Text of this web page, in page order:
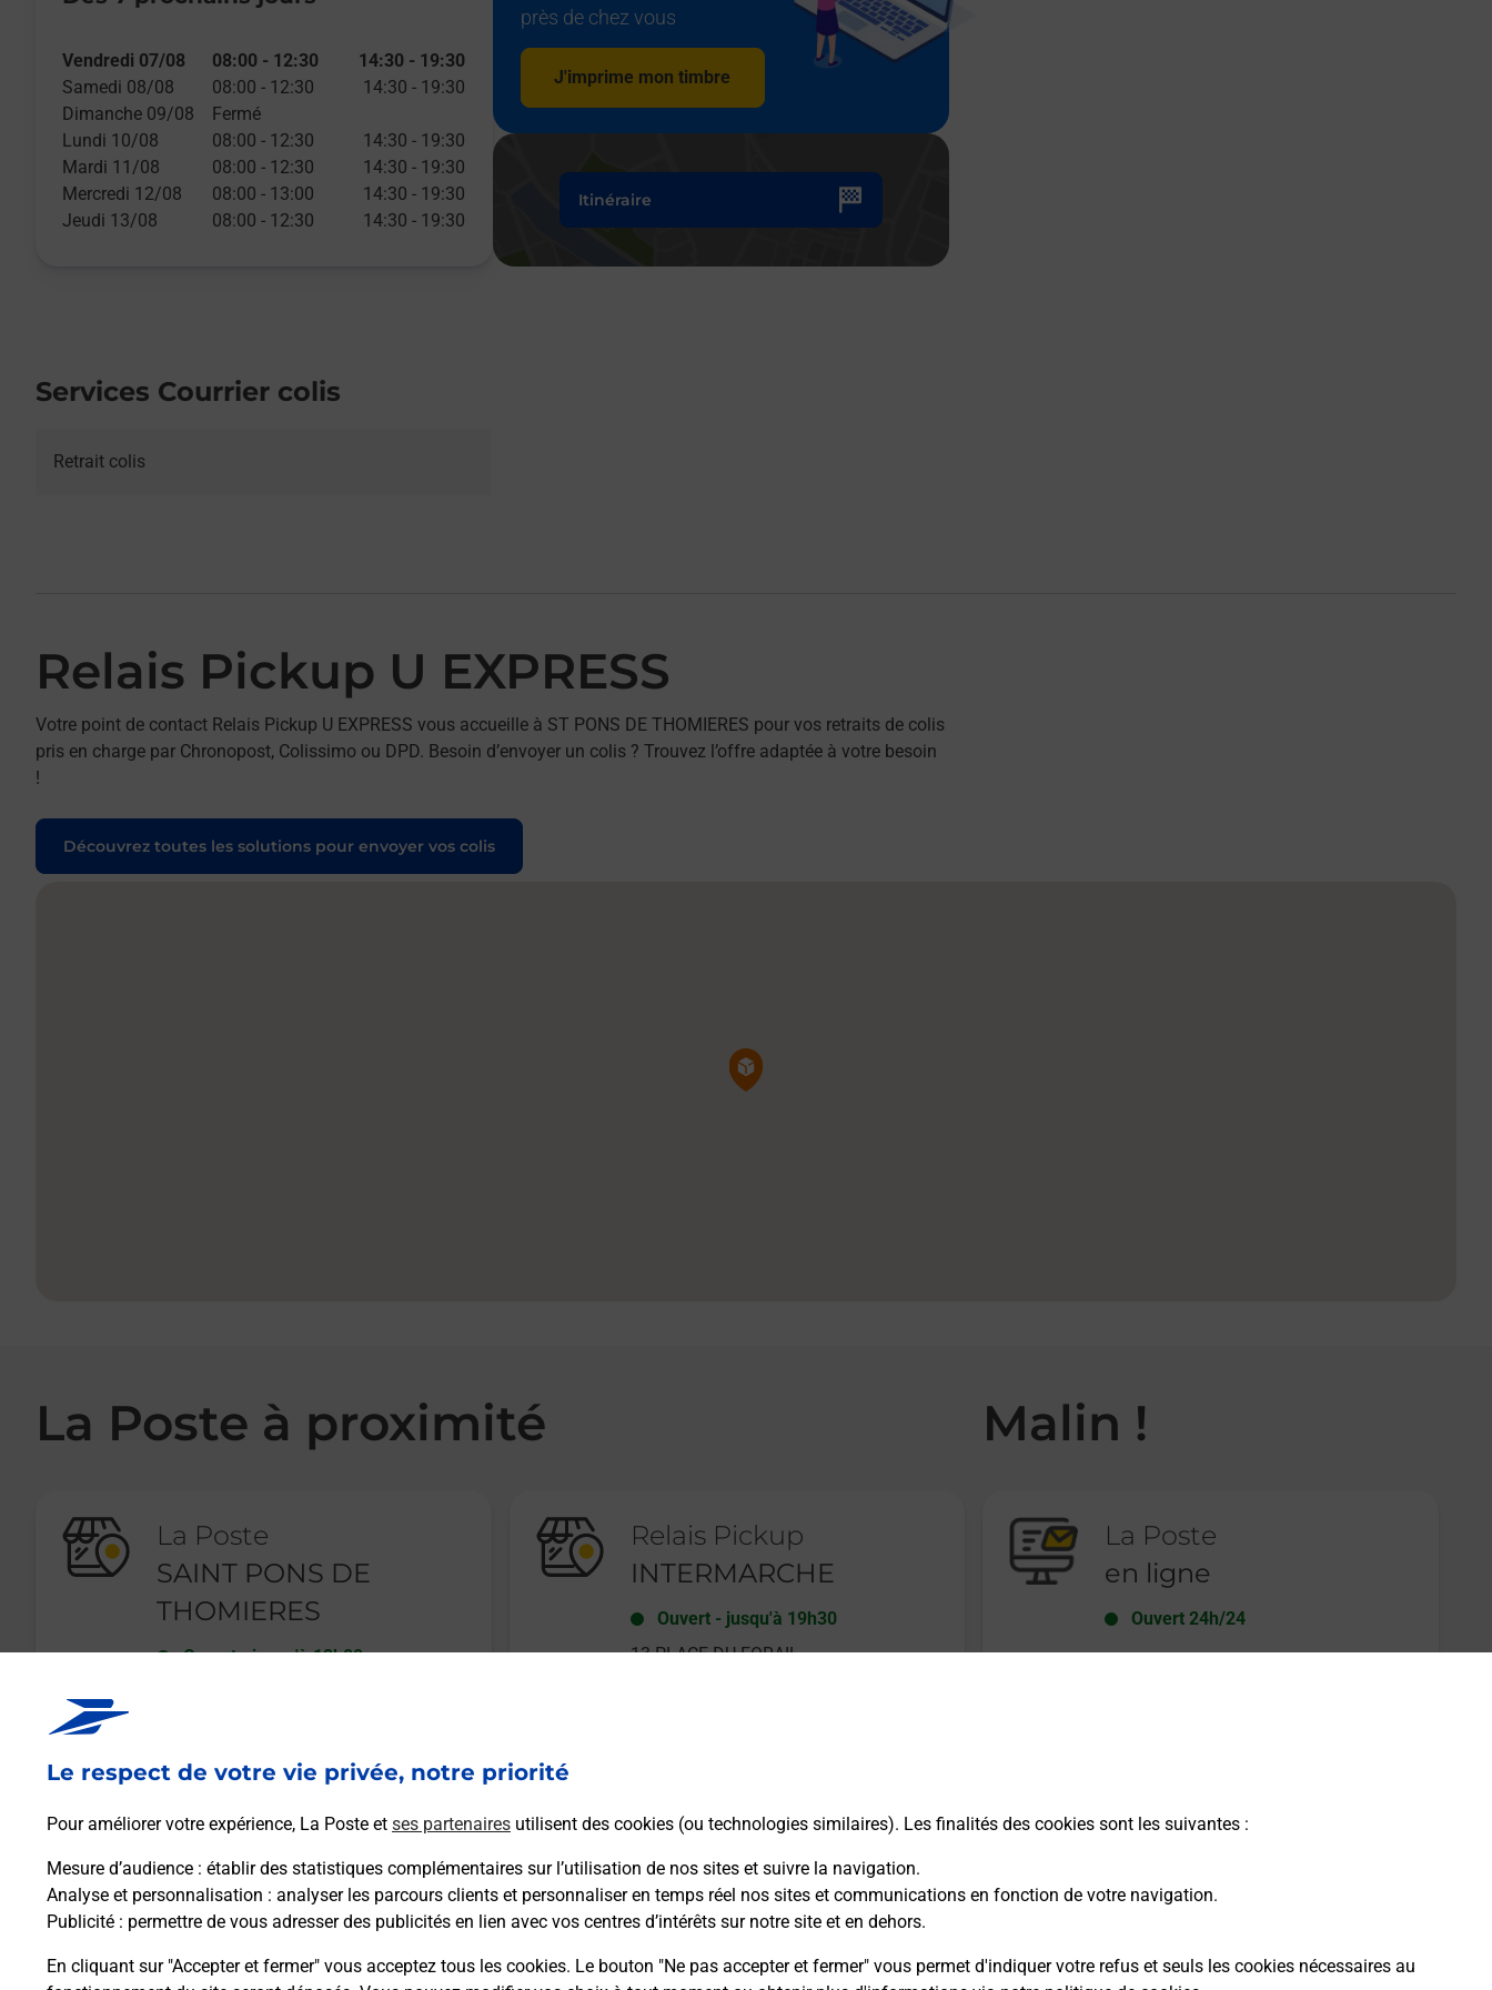
Le respect de votre vie privée, notre priorité
Pour améliorer votre expérience, La Poste et ses partenaires utilisent des cookies (ou technologies similaires). Les finalités des cookies sont les suivantes :
Mesure d’audience : établir des statistiques complémentaires sur l’utilisation de nos sites et suivre la navigation.
Analyse et personnalisation : analyser les parcours clients et personnaliser en temps réel nos sites et communications en fonction de votre navigation.
Publicité : permettre de vous adresser des publicités en lien avec vos centres d’intérêts sur notre site et en dehors.
En cliquant sur "Accepter et fermer" vous acceptez tous les cookies. Le bouton "Ne pas accepter et fermer" vous permet d'indiquer votre refus et seuls les cookies nécessaires au
Vendredi 07/08 08:00 - 12:30 14:30 - 19:30
Samedi 08/08
08:00 - 12:30 14:30 - 19:30
Dimanche 09/08
Fermé
Lundi 10/08
08:00 - 12:30 14:30 - 19:30
Mardi 11/08
08:00 - 12:30 14:30 - 19:30
Mercredi 12/08
08:00 - 13:00 14:30 - 19:30
Jeudi 13/08
08:00 - 12:30 14:30 - 19:30
près de chez vous
J'imprime mon timbre
Itinéraire
Services Courrier colis
Retrait colis
Relais Pickup U EXPRESS
Votre point de contact Relais Pickup U EXPRESS vous accueille à ST PONS DE THOMIERES pour vos retraits de colis
pris en charge par Chronopost, Colissimo ou DPD. Besoin d’envoyer un colis ? Trouvez l’offre adaptée à votre besoin
!
Découvrez toutes les solutions pour envoyer vos colis
Pin de la carte
La Poste à proximité
La Poste
SAINT PONS DE
THOMIERES
Ouvert-jusqu'à 12h00
En savoir plus
Relais Pickup
INTERMARCHE
Ouvert- jusqu'à 19h30
13 PLACE DU FORAIL
Malin !
La Poste
en ligne
Ouvert 24h/24